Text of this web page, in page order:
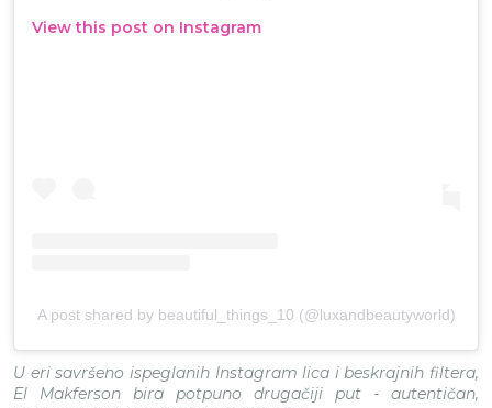
View this post on Instagram
A post shared by beautiful_things_10 (@luxandbeautyworld)
U eri savršeno ispeglanih Instagram lica i beskrajnih filtera,
El Makferson bira potpuno drugačiji put - autentičan,